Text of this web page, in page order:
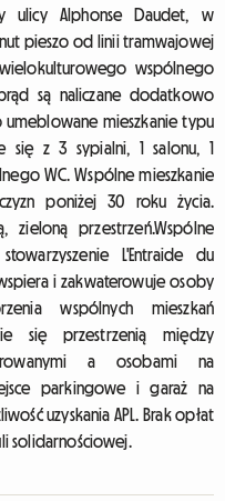
ulicy Alphonse Daudet, w
pieszo od linii tramwajowej
wspólnego
są naliczane dodatkowo
umeblowane mieszkanie typu
się z 3 sypialni, 1 salonu, 1
WC. Wspólne mieszkanie
poniżej 30 roku życia.
zieloną przestrzeń.Wspólne
L'Entraide du
i zakwaterowuje osoby
wspólnych mieszkań
się przestrzenią między
a osobami na
parkingowe i garaż na
uzyskania APL. Brak opłat
solidarnościowej.